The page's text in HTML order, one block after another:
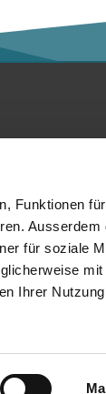
Funktionen
Ausserdem
für soziale
Ihrer
von: